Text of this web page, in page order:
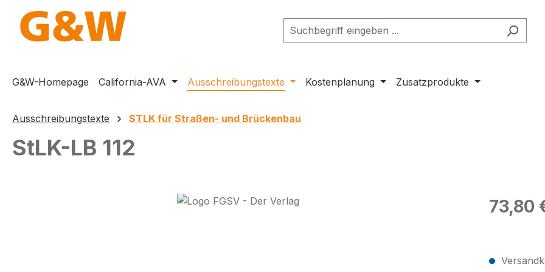
Hauptinhalt springen
Zur Suche springen
Zur Hauptnavigation springen
G&W-Homepage California-AVA Ausschreibungstexte Kostenplanung Zusatzprodukte
Ausschreibungstexte STLK für Straßen- und Brückenbau
StLK-LB 112
Regulärer
73,80